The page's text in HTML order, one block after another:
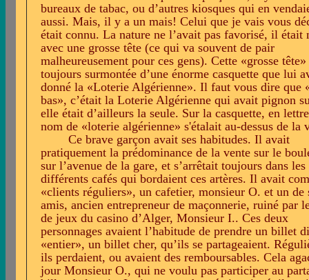
bureaux de tabac, ou d’autres kiosques qui en
aussi. Mais, il y a un mais! Celui que je vais vous
était connu. La nature ne l’avait pas favorisé, il était
avec une grosse tête (ce qui va souvent de pair
malheureusement pour ces gens). Cette «grosse
toujours surmontée d’une énorme casquette que lui
donné la «Loterie Algérienne». Il faut vous dire que
bas», c’était la Loterie Algérienne qui avait pignon
elle était d’ailleurs la seule. Sur la casquette, en
nom de «loterie algérienne» s'étalait au-dessus de la
Ce brave garçon avait ses habitudes. Il avait
pratiquement la prédominance de la vente sur le
sur l’avenue de la gare, et s’arrêtait toujours dans les
différents cafés qui bordaient ces artères. Il avait
«clients réguliers», un cafetier, monsieur O. et un de
amis, ancien entrepreneur de maçonnerie, ruiné par
de jeux du casino d’Alger, Monsieur I.. Ces deux
personnages avaient l’habitude de prendre un billet
«entier», un billet cher, qu’ils se partageaient.
ils perdaient, ou avaient des remboursables. Cela
jour Monsieur O., qui ne voulu pas participer au